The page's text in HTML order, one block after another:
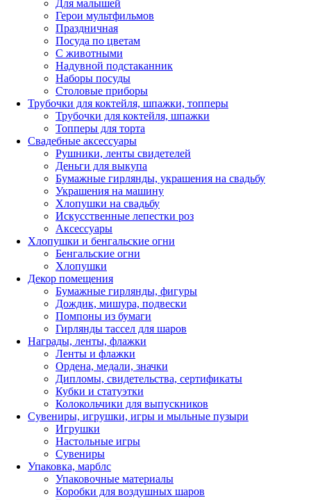
Для малышей
Герои мультфильмов
Праздничная
Посуда по цветам
С животными
Надувной подстаканник
Наборы посуды
Столовые приборы
Трубочки для коктейля, шпажки, топперы
Трубочки для коктейля, шпажки
Топперы для торта
Свадебные аксессуары
Рушники, ленты свидетелей
Деньги для выкупа
Бумажные гирлянды, украшения на свадьбу
Украшения на машину
Хлопушки на свадьбу
Искусственные лепестки роз
Аксессуары
Хлопушки и бенгальские огни
Бенгальские огни
Хлопушки
Декор помещения
Бумажные гирлянды, фигуры
Дождик, мишура, подвески
Помпоны из бумаги
Гирлянды тассел для шаров
Награды, ленты, флажки
Ленты и флажки
Ордена, медали, значки
Дипломы, свидетельства, сертификаты
Кубки и статуэтки
Колокольчики для выпускников
Сувениры, игрушки, игры и мыльные пузыри
Игрушки
Настольные игры
Сувениры
Упаковка, марблс
Упаковочные материалы
Коробки для воздушных шаров